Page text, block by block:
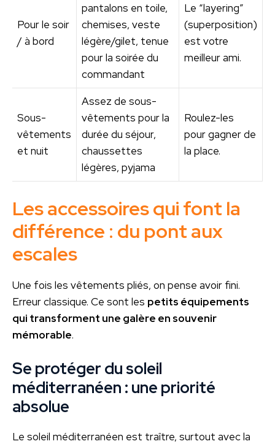
Pour le soir
/ à bord
pantalons en toile,
chemises, veste
légère/gilet, tenue
pour la soirée du
commandant
Le “layering”
(superposition)
est votre
meilleur ami.
Sous-
vêtements
et nuit
Assez de sous-
vêtements pour la
durée du séjour,
chaussettes
légères, pyjama
Roulez-les
pour gagner de
la place.
Les accessoires qui font la
différence : du pont aux
escales
Une fois les vêtements pliés, on pense avoir fini.
Erreur classique. Ce sont les petits équipements
qui transforment une galère en souvenir
mémorable.
Se protéger du soleil
méditerranéen : une priorité
absolue
Le soleil méditerranéen est traître, surtout avec la